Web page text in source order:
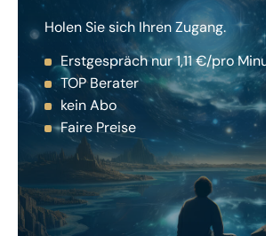
Holen Sie sich Ihren Zugang.
Erstgespräch nur 1,11 €/pro
TOP Berater
kein Abo
Faire Preise